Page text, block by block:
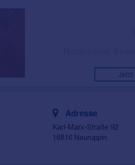
Jetzt
Adresse
Karl-Marx-Straße 92
16816 Neuruppin